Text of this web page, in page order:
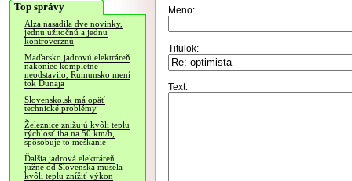
Top správy
Alza nasadila dve novinky,
jednu užitočnú a jednu
kontroverznú
Maďarsko jadrovú elektráreň
nakoniec kompletne
neodstavilo, Rumunsko mení
tok Dunaja
Slovensko.sk má opäť
technické problémy
Železnice znižujú kvôli teplu
rýchlosť iba na 50 km/h,
spôsobuje to meškanie
Ďalšia jadrová elektráreň
južne od Slovenska musela
kvôli teplu znížiť výkon
Meno:
Titulok:
Text: